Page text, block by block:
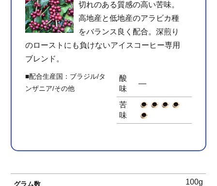
切れのある質感の高い苦味。
高地産と低地産のアラビカ種
をバランス良く配合。深煎り
のローストにも負けないアイスコーヒー専用
ブレンド。
■配合生産国：ブラジル/タ
ンザニア/その他
酸
味
―
苦
味
グラム数 100g